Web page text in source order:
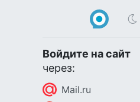
Войдите на сайт
через:
Mail.ru